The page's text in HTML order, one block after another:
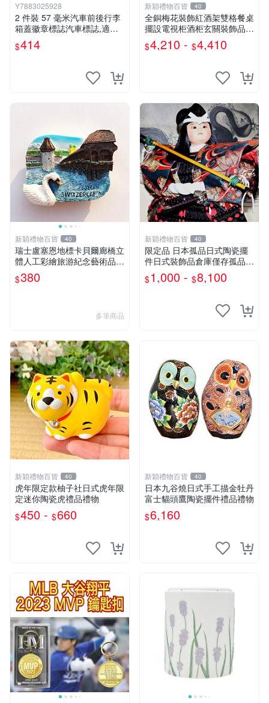
Y7883025928
2 件裝 57 毫米汽車前後行李
箱蓋徽章標誌汽車標誌,適用
於梅賽德斯奔馳 C、E、S、C
LS 系列
$414
新穎禮物百貨 40
全銅梅花裝飾紅酒架雙格餐桌
擺設電視柜酒柜玄關裝飾品創
意紅酒托
$4,210 - $4,410
新穎禮物百貨 40
瑞士盧塞恩地標卡貝爾廊橋立
體人工彩繪旅游紀念藝術品磁
鐵冰箱貼
$380
多筆商品
新穎禮物百貨 40
限定品 日本孤品日式陶瓷擺
件日式裝飾品倉庫僅存孤品處
理
$1,000 - $8,100
新穎禮物百貨 40
虎年限定款柚子社日式虎年限
定迷你陶瓷虎禮品禮物
$450 - $660
新穎禮物百貨 40
日本九谷燒日式手工描金牡丹
富士貓頭鷹陶瓷擺件禮品禮物
$6,160